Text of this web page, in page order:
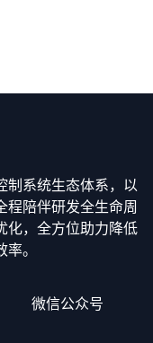
制系统生态体系，以
程陪伴研发全生命周
化，全方位助力降低
。
微信公众号